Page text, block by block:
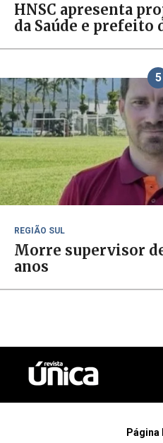
HNSC apresenta
da Saúde e prefeito
5
REGIÃO SUL
Morre supervisor
anos
Página